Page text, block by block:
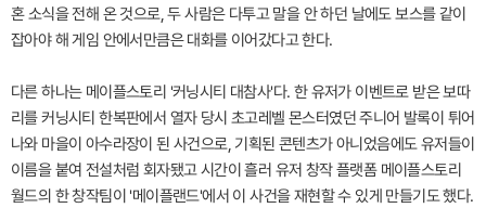
혼 소식을 전해 온 것으로, 두 사람은 다투고 말을 안 하던 날에도 보스를 같이
잡아야 해 게임 안에서만큼은 대화를 이어갔다고 한다.
다른 하나는 메이플스토리 '커닝시티 대참사'다. 한 유저가 이벤트로 받은 보따
리를 커닝시티 한복판에서 열자 당시 초고레벨 몬스터였던 주니어 발록이 튀어
나와 마을이 아수라장이 된 사건으로, 기획된 콘텐츠가 아니었음에도 유저들이
이름을 붙여 전설처럼 회자됐고 시간이 흘러 유저 창작 플랫폼 메이플스토리
월드의 한 창작팀이 '메이플랜드'에서 이 사건을 재현할 수 있게 만들기도 했다.